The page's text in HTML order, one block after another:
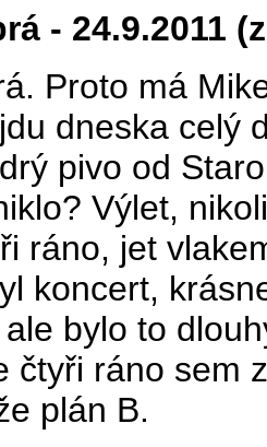
- 24.9.2011
Proto má
dneska celý
pivo od
Výlet,
ráno, jet
koncert,
bylo to
čtyři ráno sem
plán B.